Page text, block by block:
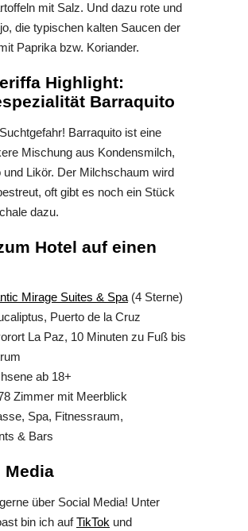
mit Salz. Und dazu rote und
die typischen kalten Saucen der
Paprika bzw. Koriander.
Highlight:
Barraquito
Barraquito ist eine
Mischung aus Kondensmilch,
und Likör. Der Milchschaum wird
oft gibt es noch ein Stück
dazu.
Hotel auf einen
Mirage Suites & Spa (4 Sterne)
Puerto de la Cruz
La Paz, 10 Minuten zu Fuß bis
ab 18+
Zimmer mit Meerblick
Spa, Fitnessraum,
& Bars
Media
über Social Media! Unter
bin ich aufTikTok und